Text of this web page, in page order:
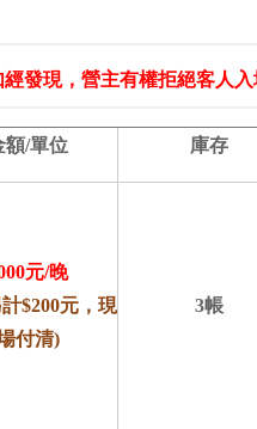
發現，營主有權拒絕客人入
額/單位 庫存
元/晚
$200元，現
付清)
3帳